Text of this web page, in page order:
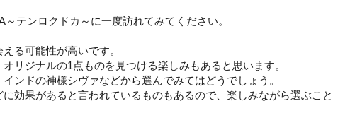
テンロクドカ～に一度訪れてみてください。
る可能性が高いです。
リジナルの1点ものを見つける楽しみもあると思います。
ンドの神様シヴァなどから選んでみてはどうでしょう。
効果があると言われているものもあるので、楽しみながら選ぶこと